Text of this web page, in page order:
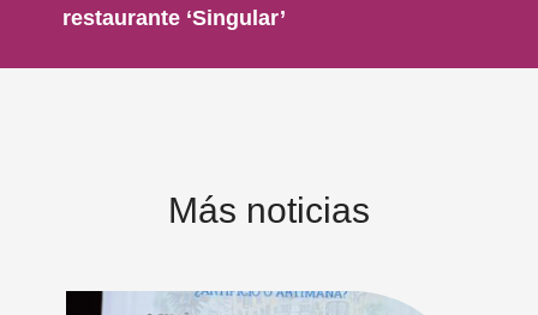
restaurante ‘Singular’
Más noticias